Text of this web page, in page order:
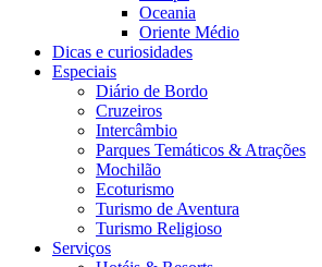
Oceania
Oriente Médio
Dicas e curiosidades
Especiais
Diário de Bordo
Cruzeiros
Intercâmbio
Parques Temáticos & Atrações
Mochilão
Ecoturismo
Turismo de Aventura
Turismo Religioso
Serviços